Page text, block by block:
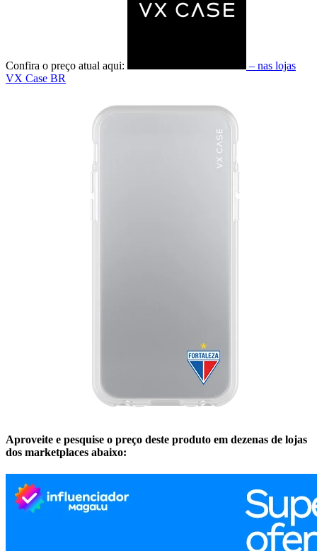
Confira o preço atual aqui:
– nas lojas
VX Case BR
Aproveite e pesquise o preço deste produto em dezenas de lojas
dos marketplaces abaixo: